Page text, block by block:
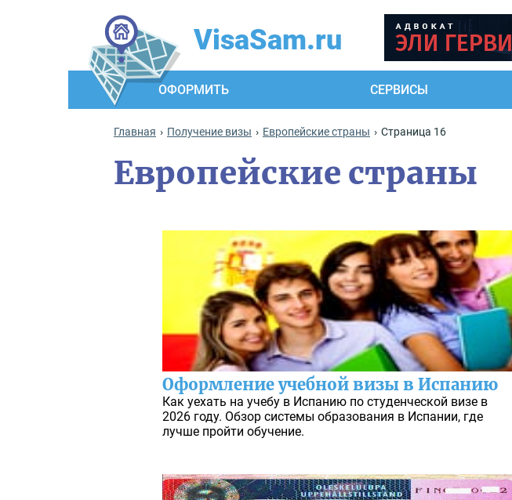
VisaSam.ru
ОФОРМИТЬ СЕРВИСЫ
Главная Получение визы Европейские страны Страница 16
Европейские страны
Оформление учебной визы в Испанию
Как уехать на учебу в Испанию по студенческой визе в
2026 году. Обзор системы образования в Испании, где
лучше пройти обучение.